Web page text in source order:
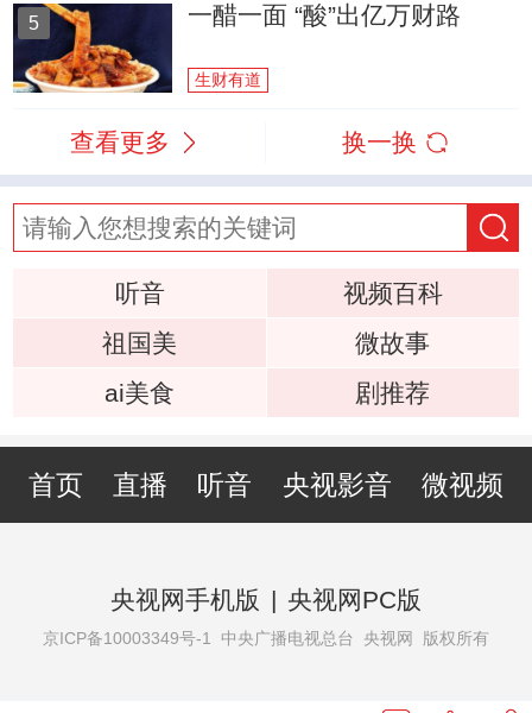
5 一醋一面 “酸”出亿万财路
生财有道
查看更多 换一换
听音
视频百科
祖国美
微故事
ai美食
剧推荐
首页 直播 听音 央视影音 微视频
央视网手机版 | 央视网PC版
京ICP备10003349号-1 中央广播电视总台 央视网 版权所有